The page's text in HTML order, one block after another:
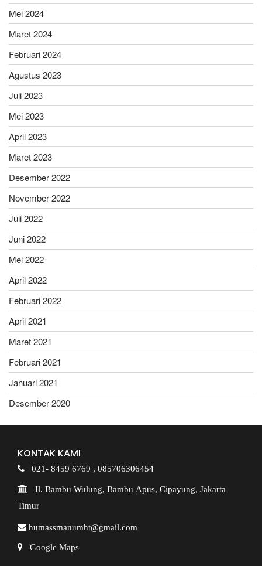
Mei 2024
Maret 2024
Februari 2024
Agustus 2023
Juli 2023
Mei 2023
April 2023
Maret 2023
Desember 2022
November 2022
Juli 2022
Juni 2022
Mei 2022
April 2022
Februari 2022
April 2021
Maret 2021
Februari 2021
Januari 2021
Desember 2020
KONTAK KAMI
021- 8459 6769 , 085706306454
Jl. Bambu Wulung, Bambu Apus, Cipayung, Jakarta
Timur
humassmanumht@gmail.com
Google Maps